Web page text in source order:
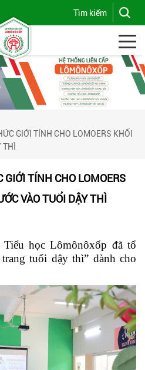
GIỚI TÍNH CHO LOMOERS KHỐI
GIỚI TÍNH CHO LOMOERS
VÀO TUỔI DẬY THÌ
học Lômônôxốp đã tổ
tuổi dậy thì” dành cho